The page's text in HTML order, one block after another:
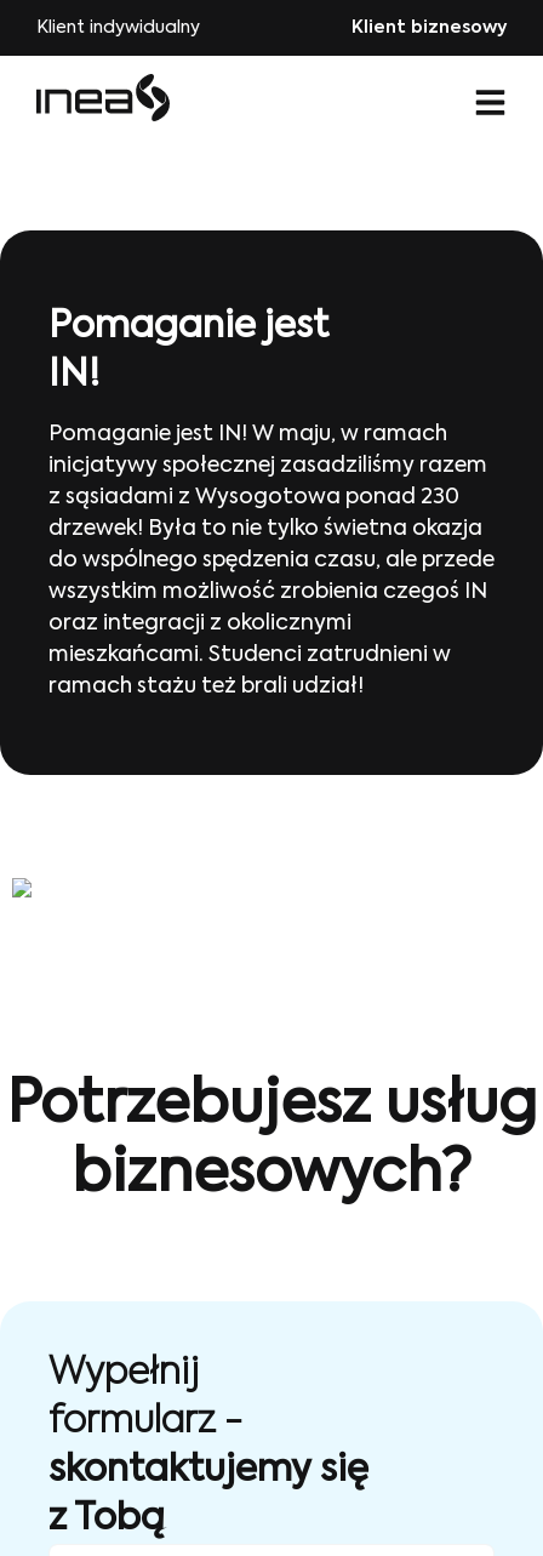
Klient indywidualny Klient biznesowy
Pomaganie jest
IN!
Pomaganie jest IN! W maju, w ramach
inicjatywy społecznej zasadziliśmy razem
z sąsiadami z Wysogotowa ponad 230
drzewek! Była to nie tylko świetna okazja
do wspólnego spędzenia czasu, ale przede
wszystkim możliwość zrobienia czegoś IN
oraz integracji z okolicznymi
mieszkańcami. Studenci zatrudnieni w
ramach stażu też brali udział!
Potrzebujesz usług
biznesowych?
Wypełnij
formularz -
skontaktujemy się
z Tobą